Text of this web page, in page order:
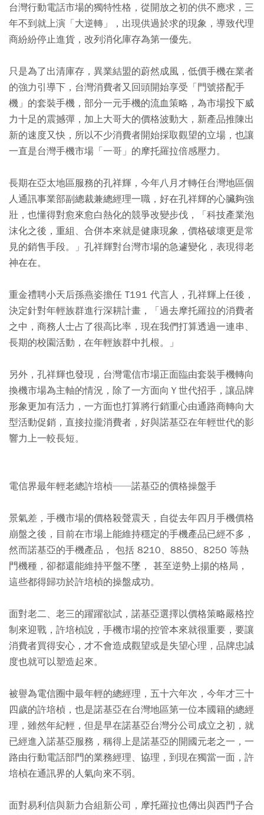
台灣行動電話市場的獨特性格，從開放之初的供不應求，三
年不到就上演「大逆轉」，出現供過於求的現象，導致代理
商紛紛停止進貨，改列消化庫存為第一優先。
只是為了出清庫存，異業結盟的蔚然成風，低價手機在業者
的強力引導下，台灣消費者又回頭開始享受「門號搭配手
機」的套裝手機，部分一元手機的流血策略，為市場投下威
力十足的震撼彈，加上大哥大的價格波動大，新產品推陳出
新的速度又快，所以不少消費者開始採取觀望的立場，也讓
一直是台灣手機市場「一哥」的摩托羅拉倍感壓力。
長期在亞太地區服務的孔祥輝，今年八月才轉任台灣地區個
人通訊事業部副總裁兼總經理一職，好在孔祥輝的心臟夠強
壯，也懂得對愈來愈白熱化的競爭改變步伐，「科技產業泡
沫化之後，重組、合併本來就是健康現象，價格破壞更是常
見的銷售手段。」孔祥輝對台灣市場的急遽變化，表現得老
神在在。
重金禮聘小天后孫燕姿擔任 T191 代言人，孔祥輝上任後，
決定針對年輕族群進行深耕計畫，「過去摩托羅拉的消費者
之中，商務人士占了很高比率，現在我們打算透過一連串、
長期的校園活動，在年輕族群中扎根。」
另外，孔祥輝也發現，台灣電信市場正面臨由套裝手機轉向
換機市場為主軸的情況，除了一方面向Ｙ世代招手，讓品牌
形象更加有活力，一方面也打算將行銷重心由通路商轉向大
型活動促銷，直接拉攏消費者，好與諾基亞在年輕世代的影
響力上一較長短。
電信界最年輕老總許培楨──諾基亞的價格操盤手
景氣差，手機市場的價格殺聲震天，自從去年四月手機價格
崩盤之後，目前在市場上能維持穩定的手機產品已經不多，
然而諾基亞的手機產品， 包括 8210、8850、8250 等熱
門機種，卻都還能維持平盤不墜， 甚至逆勢上揚的格局，
這些都得歸功於許培楨的操盤成功。
面對老二、老三的躍躍欲試，諾基亞選擇以價格策略嚴格控
制來迎戰，許培楨說，手機市場的控管本來就很重要，要讓
消費者買得安心，才不會造成觀望或是失望心理，品牌忠誠
度也就可以塑造起來。
被譽為電信圈中最年輕的總經理，五十六年次，今年才三十
四歲的許培楨，也是諾基亞在台灣地區第一位本國籍的總經
理，雖然年紀輕，但是早在諾基亞台灣分公司成立之初，就
已經進入諾基亞服務，稱得上是諾基亞的開國元老之一，一
路由行動電話部門的業務經理、協理，到現在獨當一面，許
培楨在通訊界的人氣向來不弱。
面對易利信與新力合組新公司，摩托羅拉也傳出與西門子合